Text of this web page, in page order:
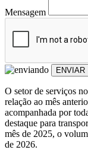
Mensagem
ENVIAR
O setor de serviços
relação ao mês
acompanhada por
destaque para
mês de 2025, o
de 2026.